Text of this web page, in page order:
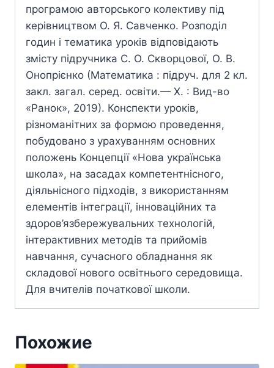
програмою авторського колективу під
керівництвом О. Я. Савченко. Розподіл
годин і тематика уроків відповідають
змісту підручника С. О. Скворцової, О. В.
Онопрієнко (Математика : підруч. для 2 кл.
закл. загал. серед. освіти.— Х. : Вид-во
«Ранок», 2019). Конспекти уроків,
різноманітних за формою проведення,
побудовано з урахуванням основних
положень Концепції «Нова українська
школа», на засадах компетентнісного,
діяльнісного підходів, з використанням
елементів інтеграції, інноваційних та
здоров’язбережувальних технологій,
інтерактивних методів та прийомів
навчання, сучасного обладнання як
складової нового освітнього середовища.
Для вчителів початкової школи.
Похожие